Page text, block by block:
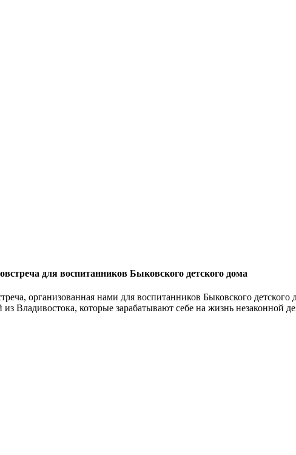
для воспитанников Быковского детского дома
организованная нами для воспитанников Быковского
Владивостока, которые зарабатывают себе на жизнь незаконной